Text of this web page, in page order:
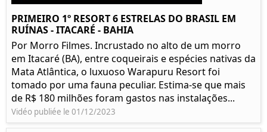
PRIMEIRO 1º RESORT 6 ESTRELAS DO BRASIL EM
RUÍNAS - ITACARÉ - BAHIA
Por Morro Filmes. Incrustado no alto de um morro
em Itacaré (BA), entre coqueirais e espécies nativas da
Mata Atlântica, o luxuoso Warapuru Resort foi
tomado por uma fauna peculiar. Estima-se que mais
de R$ 180 milhões foram gastos nas instalações...
Vidéo publiée le 01/12/2023